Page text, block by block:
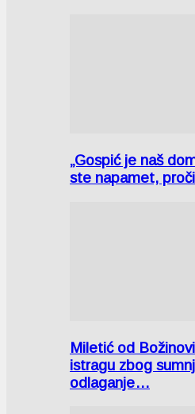
„Gospić je naš
ste napamet,
Miletić od
istragu zbog
odlaganje…